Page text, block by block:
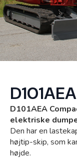
D101AEA
elektriske
Den har en
højtip-skip, som
højde.